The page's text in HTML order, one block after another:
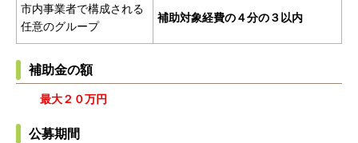
市内事業者で構成される
任意のグループ
補助対象経費の４分の３以内
補助金の額
最大２０万円
公募期間